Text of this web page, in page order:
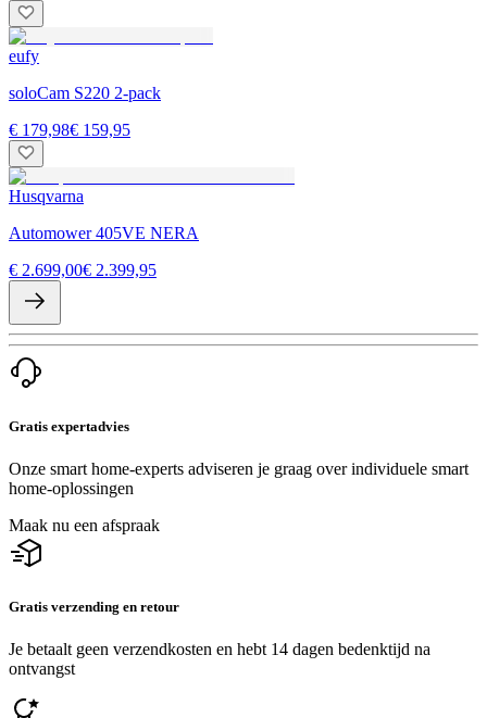
eufy
soloCam S220 2-pack
€ 179,98€ 159,95
Husqvarna
Automower 405VE NERA
€ 2.699,00€ 2.399,95
Gratis expertadvies
Onze smart home-experts adviseren je graag over individuele smart
home-oplossingen
Maak nu een afspraak
Gratis verzending en retour
Je betaalt geen verzendkosten en hebt 14 dagen bedenktijd na
ontvangst